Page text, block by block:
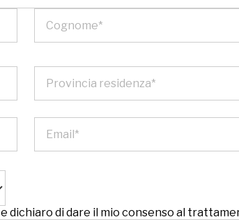
e dichiaro di dare il mio consenso al